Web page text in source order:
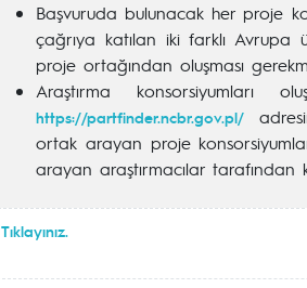
Başvuruda bulunacak her proje
çağrıya katılan iki farklı
proje ortağından oluşması
Araştırma konsorsiyumları
https://partfinder.ncbr.gov.pl/
ortak arayan proje
arayan araştırmacılar tarafından
Tıklayınız.